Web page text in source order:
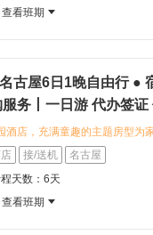
六城全景连游，网红景点全
<br>:round_pushpin: 位置：名
查看班期
古屋6日1晚自由行 ●
务丨一日游 代办签证
酒店，充满童趣的主题房型为
于游览 您可以品尝名古屋风
地道日式饮食文化 探索目的地
接/送机
名古屋
天数：6天
查看班期